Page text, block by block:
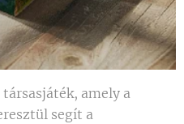
amely a
segít a